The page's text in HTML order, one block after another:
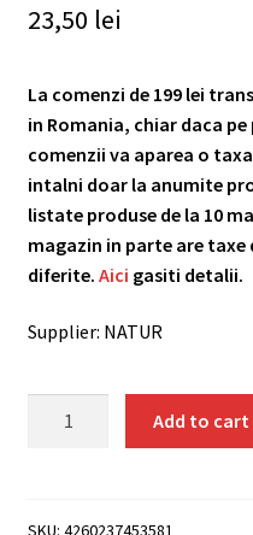
23,50 lei
La comenzi de 199 lei
in Romania, chiar daca
comenzii va aparea o
intalni doar la anumite
listate produse de la 10
magazin in parte are
diferite. Aici gasiti detalii.
Supplier: NATUR
si
Add to cart
SKU: 4260237453581